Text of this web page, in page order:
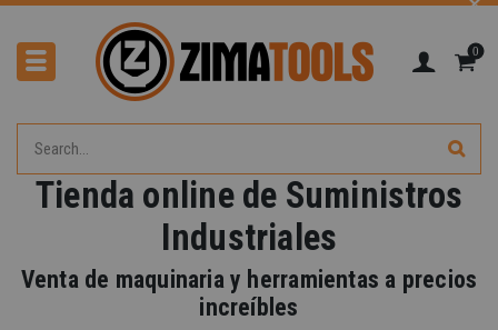
0
Tienda online de Suministros
Industriales
Venta de maquinaria y herramientas a precios
increíbles